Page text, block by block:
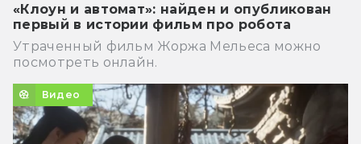
«Клоун и автомат»: найден и опубликован
первый в истории фильм про робота
Утраченный фильм Жоржа Мельеса можно
посмотреть онлайн.
Видео